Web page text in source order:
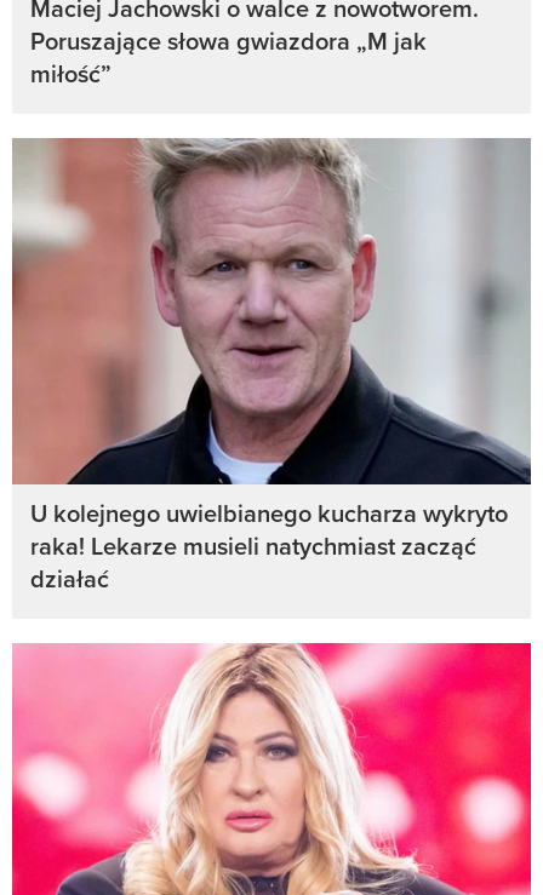
Maciej Jachowski o walce z nowotworem.
Poruszające słowa gwiazdora „M jak
miłość”
U kolejnego uwielbianego kucharza wykryto
raka! Lekarze musieli natychmiast zacząć
działać